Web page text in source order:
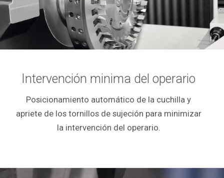
Intervención minima del operario
Posicionamiento automático de la cuchilla y
apriete de los tornillos de sujeción para minimizar
la intervención del operario.